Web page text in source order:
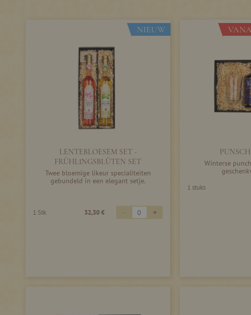
NIEUW
LENTEBLOESEM SET -
FRÜHLINGSBLÜTEN SET
Twee bloemige likeur specialiteiten
gebundeld in een elegant setje.
1 Stk 32,30 € - +
Winterse
1 stuks